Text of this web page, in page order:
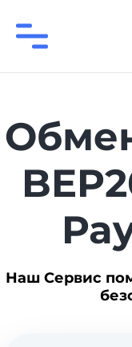
Наш Сервис